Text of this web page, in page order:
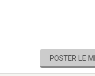
POSTER LE